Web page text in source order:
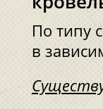
По типу
в